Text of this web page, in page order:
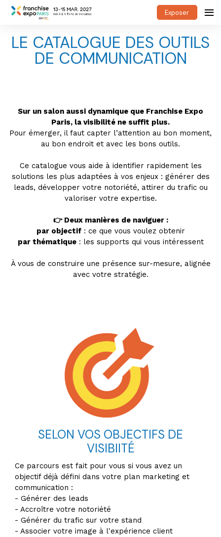
Exposer
LE CATALOGUE DES OUTILS
DE COMMUNICATION
Sur un salon aussi dynamique que Franchise Expo
Paris, la visibilité ne suffit plus.
Pour émerger, il faut capter l’attention au bon moment,
au bon endroit et avec les bons outils.
Ce catalogue vous aide à identifier rapidement les
solutions les plus adaptées à vos enjeux : générer des
leads, développer votre notoriété, attirer du trafic ou
valoriser votre expertise.
👉 Deux manières de naviguer :
par objectif: ce que vous voulez obtenir
par thématique: les supports qui vous intéressent
À vous de construire une présence sur-mesure, alignée
avec votre stratégie.
SELON VOS OBJECTIFS DE
VISIBIITÉ
Ce parcours est fait pour vous si vous avez un
objectif déjà défini dans votre plan marketing et
communication :
- Générer des leads
- Accroître votre notoriété
- Générer du trafic sur votre stand
- Associer votre image à l'expérience client